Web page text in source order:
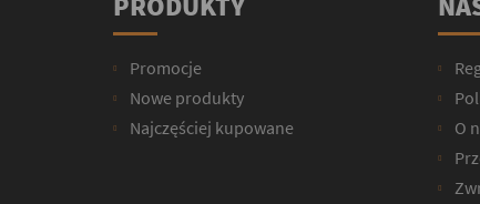
Promocje
Nowe produkty
Najczęściej kupowane
O